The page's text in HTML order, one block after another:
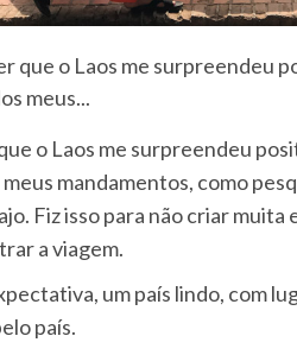
que o Laos me surpreendeu
meus...
o Laos me surpreendeu
mandamentos, como
Fiz isso para não criar
a viagem.
um país lindo, com
país.